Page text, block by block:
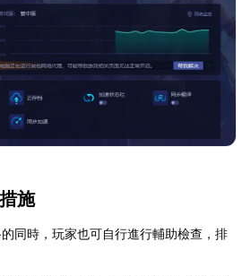
施
同時，玩家也可自行進行輔助檢查，排